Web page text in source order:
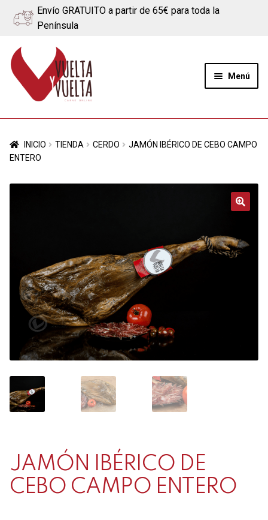
Envío GRATUITO a partir de 65€ para toda la
Península
Ir
a
navegación
Ir
al
contenido
Menú
Quiénes somos
menú
Ternera
Cerdo
Contacto
Mi cuenta
0 productos
INICIO TIENDA CERDO
JAMÓN IBÉRICO DE CEBO CAMPO
ENTERO
JAMÓN IBÉRICO DE
CEBO CAMPO ENTERO